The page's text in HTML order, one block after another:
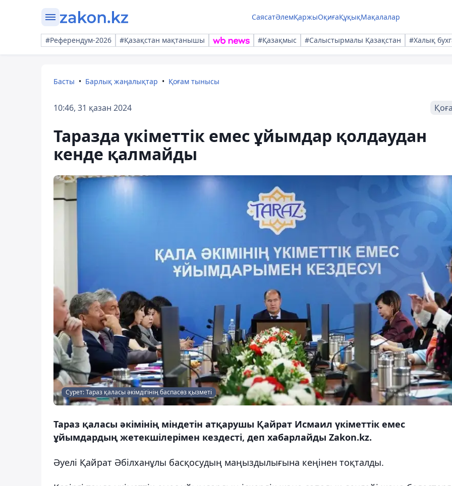
СаясатӘлемҚаржыОқиғаҚұқықМақалалар
#Референдум-2026 #Қазақстан мақтанышы #Қазақмыс #Салыстырмалы Қазақстан #Халық
Басты Барлық жаңалықтар Қоғам тынысы
10:46, 31 қазан 2024
Таразда үкіметтік емес ұйымдар қолдаудан
кенде қалмайды
Сурет: Тараз қаласы әкімдігінің баспасөз қызметі
Тараз қаласы әкімінің міндетін атқарушы Қайрат Исмаил үкіметтік емес
ұйымдардың жетекшілерімен кездесті, деп хабарлайды Zakon.kz.
Әуелі Қайрат Әбілханұлы басқосудың маңыздылығына кеңінен тоқталды.